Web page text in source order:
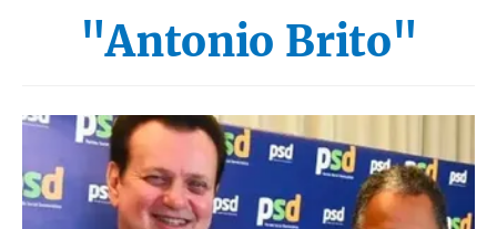
"Antonio Brito"